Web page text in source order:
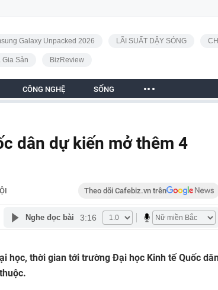
Galaxy Unpacked 2026 LÃI SUẤT DẬY SÓNG
Gia Sản BizReview
CÔNG NGHỆ SỐNG
dân dự kiến mở thêm 4
Theo dõi Cafebiz.vn trên
Nghe đọc bài 3:16
học, thời gian tới trường Đại học Kinh tế Quốc